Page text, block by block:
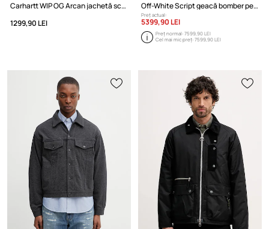
Carhartt WIP OG Arcan jachetă scurtă din bumbac pentru bărbați
1299,90 LEI
Off-White Script geacă bomber pentru bărbați
Preț actual:
5399,90 LEI
Preț normal:7599,90 LEI
Cel mai mic preț:7599,90 LEI